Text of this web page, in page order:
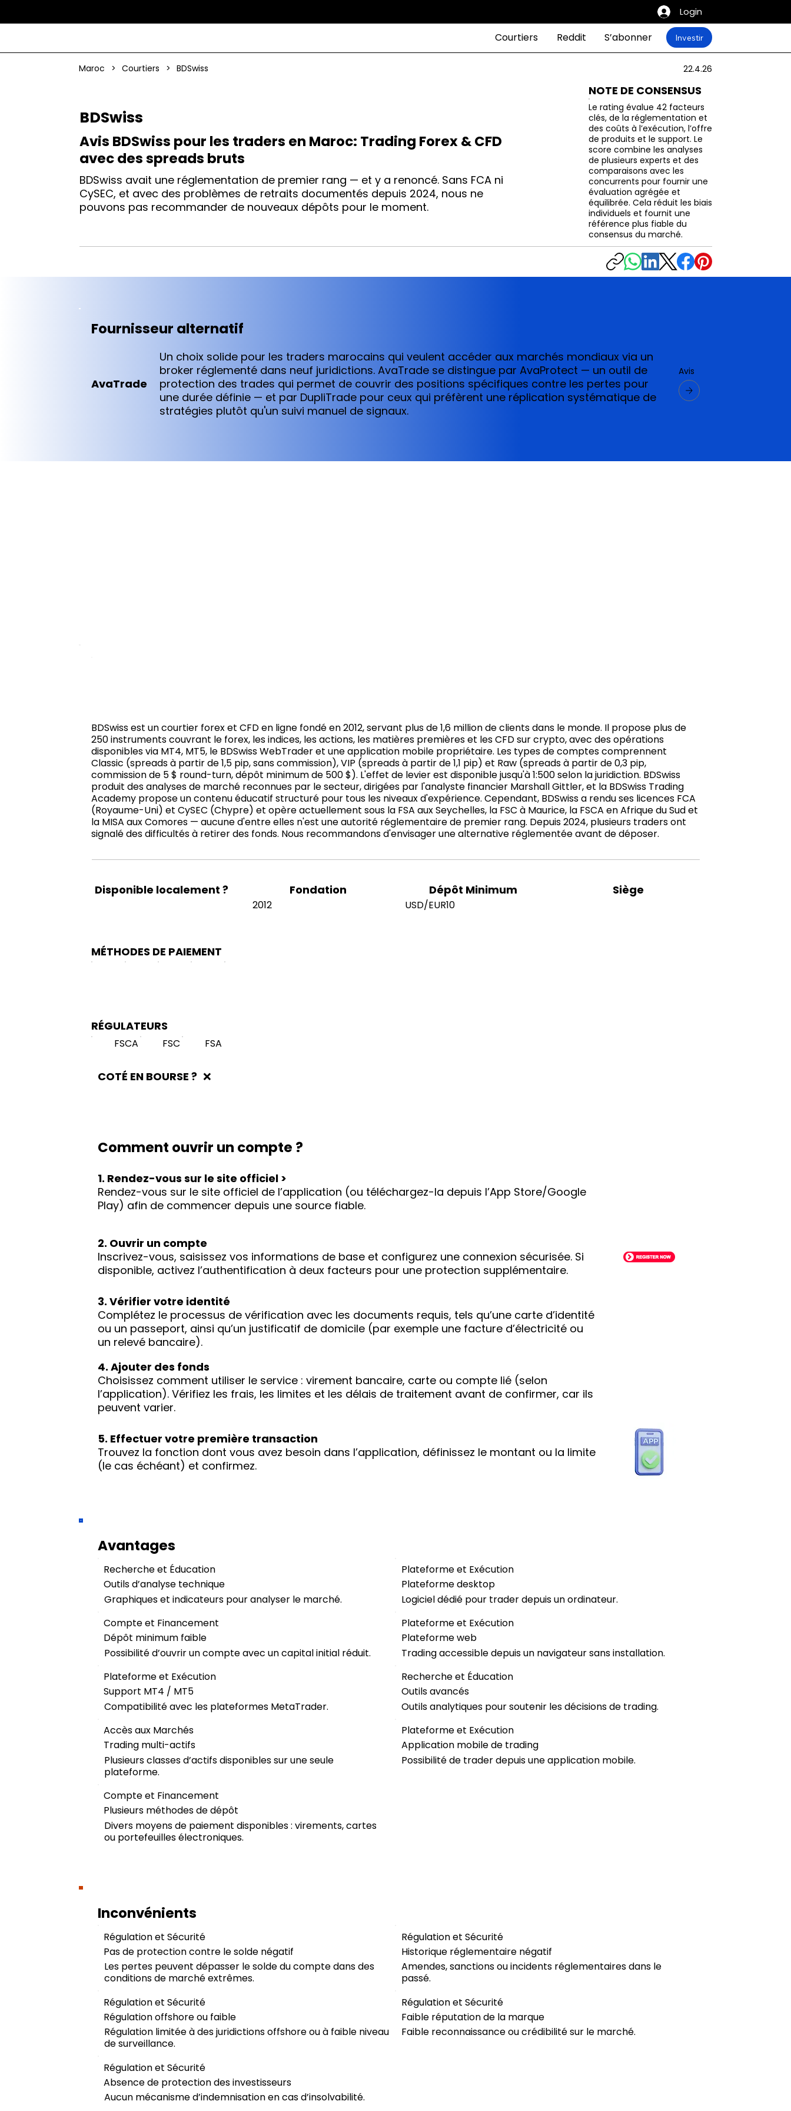
Login
Courtiers Reddit S’abonner Investir
Maroc > Courtiers > BDSwiss 22.4.26
BDSwiss
Avis BDSwiss pour les traders en Maroc: Trading Forex & CFD
avec des spreads bruts
BDSwiss avait une réglementation de premier rang — et y a renoncé. Sans FCA ni
CySEC, et avec des problèmes de retraits documentés depuis 2024, nous ne
pouvons pas recommander de nouveaux dépôts pour le moment.
NOTE DE CONSENSUS
Le rating évalue 42 facteurs
clés, de la réglementation et
des coûts à l’exécution, l’offre
de produits et le support. Le
score combine les analyses
de plusieurs experts et des
comparaisons avec les
concurrents pour fournir une
évaluation agrégée et
équilibrée. Cela réduit les biais
individuels et fournit une
référence plus fiable du
consensus du marché.
Fournisseur alternatif
AvaTrade
Un choix solide pour les traders marocains qui veulent accéder aux marchés mondiaux via un
broker réglementé dans neuf juridictions. AvaTrade se distingue par AvaProtect — un outil de
protection des trades qui permet de couvrir des positions spécifiques contre les pertes pour
une durée définie — et par DupliTrade pour ceux qui préfèrent une réplication systématique de
stratégies plutôt qu'un suivi manuel de signaux.
Avis
BDSwiss est un courtier forex et CFD en ligne fondé en 2012, servant plus de 1,6 million de clients dans le monde. Il propose plus de
250 instruments couvrant le forex, les indices, les actions, les matières premières et les CFD sur crypto, avec des opérations
disponibles via MT4, MT5, le BDSwiss WebTrader et une application mobile propriétaire. Les types de comptes comprennent
Classic (spreads à partir de 1,5 pip, sans commission), VIP (spreads à partir de 1,1 pip) et Raw (spreads à partir de 0,3 pip,
commission de 5 $ round-turn, dépôt minimum de 500 $). L'effet de levier est disponible jusqu'à 1:500 selon la juridiction. BDSwiss
produit des analyses de marché reconnues par le secteur, dirigées par l'analyste financier Marshall Gittler, et la BDSwiss Trading
Academy propose un contenu éducatif structuré pour tous les niveaux d'expérience. Cependant, BDSwiss a rendu ses licences FCA
(Royaume-Uni) et CySEC (Chypre) et opère actuellement sous la FSA aux Seychelles, la FSC à Maurice, la FSCA en Afrique du Sud et
la MISA aux Comores — aucune d'entre elles n'est une autorité réglementaire de premier rang. Depuis 2024, plusieurs traders ont
signalé des difficultés à retirer des fonds. Nous recommandons d'envisager une alternative réglementée avant de déposer.
Disponible localement ? Fondation
2012
Dépôt Minimum
USD/EUR10
Siège
MÉTHODES DE PAIEMENT
RÉGULATEURS
FSCA FSC FSA
COTÉ EN BOURSE ? ❌
Comment ouvrir un compte ?
1. Rendez-vous sur le site officiel >
Rendez-vous sur le site officiel de l’application (ou téléchargez-la depuis l’App Store/Google
Play) afin de commencer depuis une source fiable.
2. Ouvrir un compte
Inscrivez-vous, saisissez vos informations de base et configurez une connexion sécurisée. Si
disponible, activez l’authentification à deux facteurs pour une protection supplémentaire.
3. Vérifier votre identité
Complétez le processus de vérification avec les documents requis, tels qu’une carte d’identité
ou un passeport, ainsi qu’un justificatif de domicile (par exemple une facture d’électricité ou
un relevé bancaire).
4. Ajouter des fonds
Choisissez comment utiliser le service : virement bancaire, carte ou compte lié (selon
l’application). Vérifiez les frais, les limites et les délais de traitement avant de confirmer, car ils
peuvent varier.
5. Effectuer votre première transaction
Trouvez la fonction dont vous avez besoin dans l’application, définissez le montant ou la limite
(le cas échéant) et confirmez.
Avantages
Recherche et Éducation
Outils d’analyse technique
Graphiques et indicateurs pour analyser le marché.
Plateforme et Exécution
Plateforme desktop
Logiciel dédié pour trader depuis un ordinateur.
Compte et Financement
Dépôt minimum faible
Possibilité d’ouvrir un compte avec un capital initial réduit.
Plateforme et Exécution
Plateforme web
Trading accessible depuis un navigateur sans installation.
Plateforme et Exécution
Support MT4 / MT5
Compatibilité avec les plateformes MetaTrader.
Recherche et Éducation
Outils avancés
Outils analytiques pour soutenir les décisions de trading.
Accès aux Marchés
Trading multi-actifs
Plusieurs classes d’actifs disponibles sur une seule
plateforme.
Plateforme et Exécution
Application mobile de trading
Possibilité de trader depuis une application mobile.
Compte et Financement
Plusieurs méthodes de dépôt
Divers moyens de paiement disponibles : virements, cartes
ou portefeuilles électroniques.
Inconvénients
Régulation et Sécurité
Pas de protection contre le solde négatif
Les pertes peuvent dépasser le solde du compte dans des
conditions de marché extrêmes.
Régulation et Sécurité
Historique réglementaire négatif
Amendes, sanctions ou incidents réglementaires dans le
passé.
Régulation et Sécurité
Régulation offshore ou faible
Régulation limitée à des juridictions offshore ou à faible niveau
de surveillance.
Régulation et Sécurité
Faible réputation de la marque
Faible reconnaissance ou crédibilité sur le marché.
Régulation et Sécurité
Absence de protection des investisseurs
Aucun mécanisme d’indemnisation en cas d’insolvabilité.